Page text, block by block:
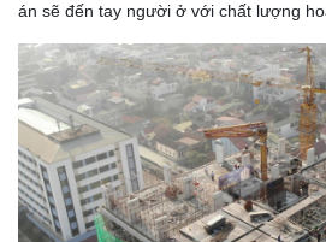
án sẽ đến tay người ở với chất lượng